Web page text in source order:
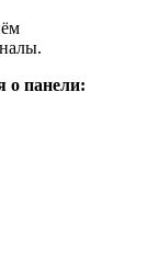
о панели: